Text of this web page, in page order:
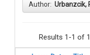
Author: Urbanzcik,
Results 1-1 of